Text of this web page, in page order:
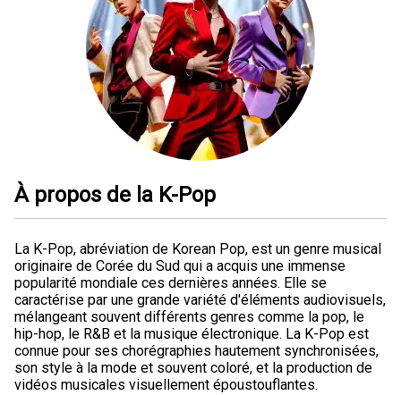
À propos de la K-Pop
La K-Pop, abréviation de Korean Pop, est un genre musical
originaire de Corée du Sud qui a acquis une immense
popularité mondiale ces dernières années. Elle se
caractérise par une grande variété d'éléments audiovisuels,
mélangeant souvent différents genres comme la pop, le
hip-hop, le R&B et la musique électronique. La K-Pop est
connue pour ses chorégraphies hautement synchronisées,
son style à la mode et souvent coloré, et la production de
vidéos musicales visuellement époustouflantes.